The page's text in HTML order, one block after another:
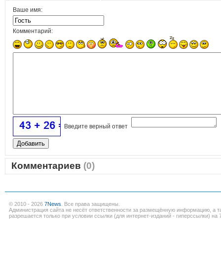
Ваше имя:
Комментарий:
Введите верный ответ
Комментариев (0)
© 2010 - 2026 7News . Все права защищены.
Администрация сайта не несёт ответственности за размещённую информацию, а
разрешается только при условии ссылки (для интернет-изданий - гиперссылки) на